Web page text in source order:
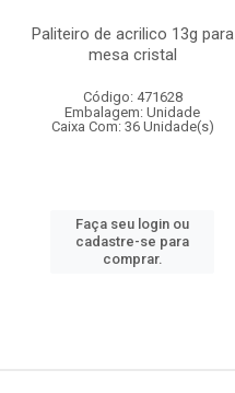
Paliteiro de acrilico 13g para
mesa cristal
Código: 471628
Embalagem: Unidade
Caixa Com: 36 Unidade(s)
Faça seu login ou
cadastre-se para
comprar.